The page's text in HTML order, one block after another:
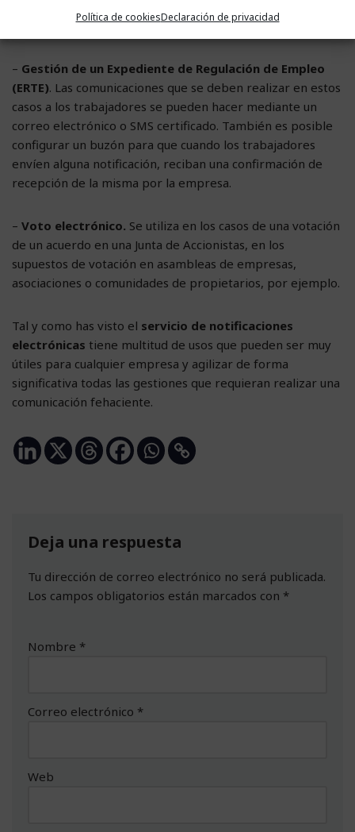
Política de cookiesDeclaración de privacidad
proveedores o accionistas, entre otros.
– Gestión de un Expediente de Regulación de Empleo
(ERTE). Las comunicaciones que se deben realizar en estos
casos a los trabajadores se pueden hacer mediante un
correo electrónico o SMS certificado. También es posible
configurar un buzón para que cuando los trabajadores
envíen alguna notificación, reciban una confirmación de
recepción de la misma por la empresa.
– Voto electrónico. Se utiliza en los casos de una votación
de un acuerdo en una Junta de Accionistas, en los
supuestos de votación en asambleas de empresas,
asociaciones o comunidades de propietarios, por ejemplo.
Tal y como has visto el servicio de notificaciones
electrónicas tiene multitud de usos que pueden ser muy
útiles para cualquier empresa y agilizar de forma
significativa todas las gestiones que requieran realizar una
comunicación fehaciente.
Deja una respuesta
Tu dirección de correo electrónico no será publicada.
Los campos obligatorios están marcados con *
Nombre *
Correo electrónico *
Web